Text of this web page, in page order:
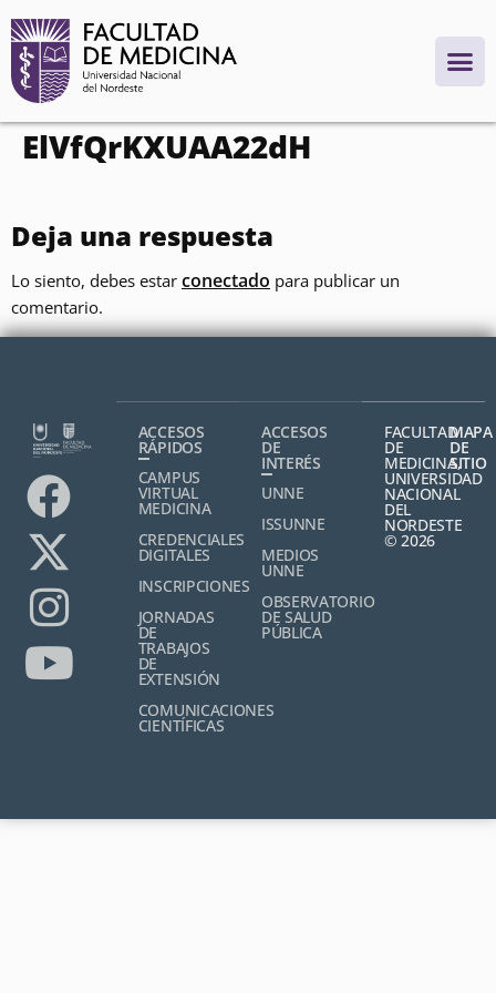
contenido
ElVfQrKXUAA22dH
Deja una respuesta
Lo siento, debes estar conectado para publicar un
comentario.
ACCESOS
RÁPIDOS
CAMPUS
VIRTUAL
MEDICINA
CREDENCIALES
DIGITALES
INSCRIPCIONES
JORNADAS
DE
TRABAJOS
DE
EXTENSIÓN
COMUNICACIONES
CIENTÍFICAS
ACCESOS
DE
INTERÉS
UNNE
ISSUNNE
MEDIOS
UNNE
OBSERVATORIO
DE SALUD
PÚBLICA
FACULTAD
DE
MEDICINA,
UNIVERSIDAD
NACIONAL
DEL
NORDESTE
© 2026
MAPA
DE
SITIO